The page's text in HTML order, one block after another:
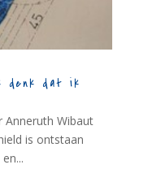
denk dat ik
Wibaut
is ontstaan